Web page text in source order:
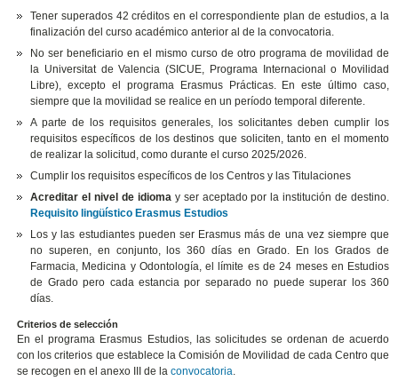
Tener superados 42 créditos en el correspondiente plan de estudios, a la
finalización del curso académico anterior al de la convocatoria.
No ser beneficiario en el mismo curso de otro programa de movilidad de
la Universitat de Valencia (SICUE, Programa Internacional o Movilidad
Libre), excepto el programa Erasmus Prácticas. En este último caso,
siempre que la movilidad se realice en un período temporal diferente.
A parte de los requisitos generales, los solicitantes deben cumplir los
requisitos específicos de los destinos que soliciten, tanto en el momento
de realizar la solicitud, como durante el curso 2025/2026.
Cumplir los requisitos específicos de los Centros y las Titulaciones
Acreditar el nivel de idiomay ser aceptado por la institución de destino.
Requisito lingüístico Erasmus Estudios
Los y las estudiantes pueden ser Erasmus más de una vez siempre que
no superen, en conjunto, los 360 días en Grado. En los Grados de
Farmacia, Medicina y Odontología, el límite es de 24 meses en Estudios
de Grado pero cada estancia por separado no puede superar los 360
días.
Criterios de selección
En el programa Erasmus Estudios, las solicitudes se ordenan de acuerdo
con los criterios que establece la Comisión de Movilidad de cada Centro que
se recogen en el anexo III de la convocatoria.